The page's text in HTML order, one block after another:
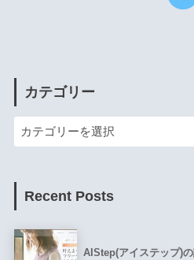
カテゴリー
Recent Posts
AIStep(アイステップ)